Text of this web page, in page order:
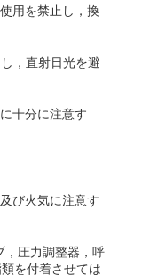
用を禁止し，換
，直射日光を避
十分に注意す
び火気に注意す
，圧力調整器，呼
を付着させては